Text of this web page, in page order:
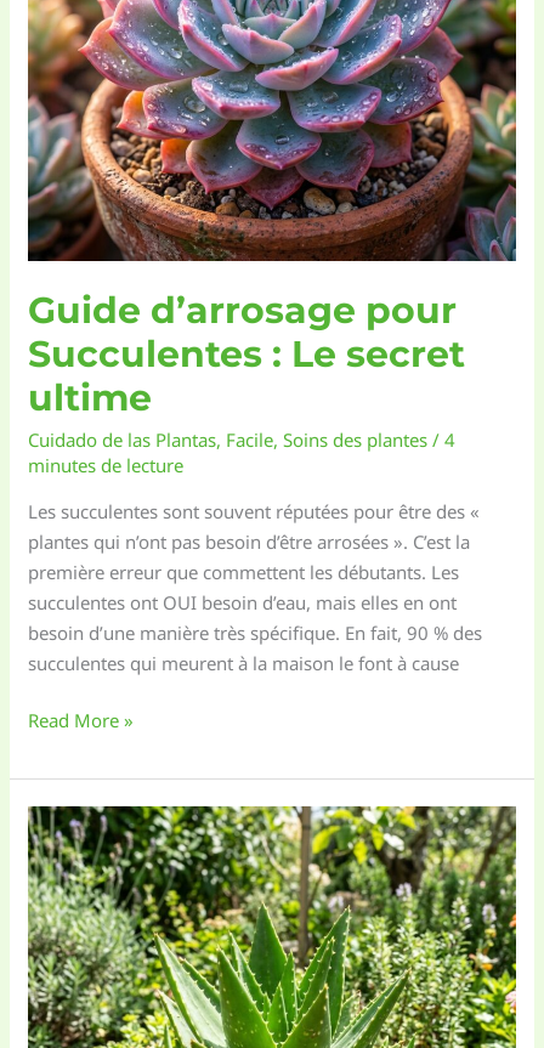
araignée
la
plus
résistante
Guide d’arrosage pour
Succulentes : Le secret
ultime
Cuidado de las Plantas, Facile,Soins des plantes /4
minutes de lecture
Les succulentes sont souvent réputées pour être des «
plantes qui n’ont pas besoin d’être arrosées ». C’est la
première erreur que commettent les débutants. Les
succulentes ont OUI besoin d’eau, mais elles en ont
besoin d’une manière très spécifique. En fait, 90 % des
succulentes qui meurent à la maison le font à cause
Guide
pour
Succulentes
:
Le
secret
ultime
Read More »